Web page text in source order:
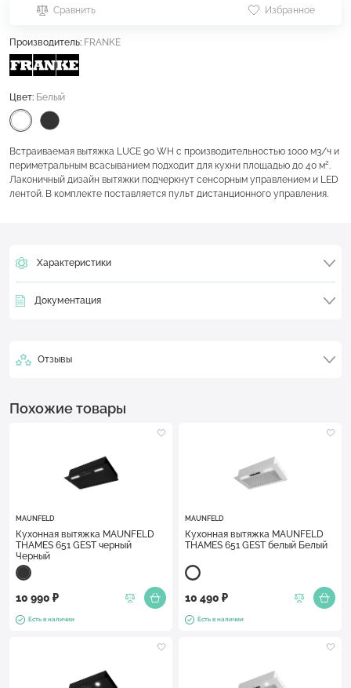
Сравнить Избранное
Производитель: FRANKE
Цвет: Белый
Встраиваемая вытяжка LUCE 90 WH с производительностью 1000 м3/ч и
периметральным всасыванием подходит для кухни площадью до 40 м².
Лаконичный дизайн вытяжки подчеркнут сенсорным управлением и LED
лентой. В комплекте поставляется пульт дистанционного управления.
Характеристики
Документация
Отзывы
Похожие товары
MAUNFELD
Кухонная вытяжка MAUNFELD
THAMES 651 GEST черный
Черный
10 990 ₽
Есть в наличии
MAUNFELD
Кухонная вытяжка MAUNFELD
THAMES 651 GEST белый Белый
10 490 ₽
Есть в наличии